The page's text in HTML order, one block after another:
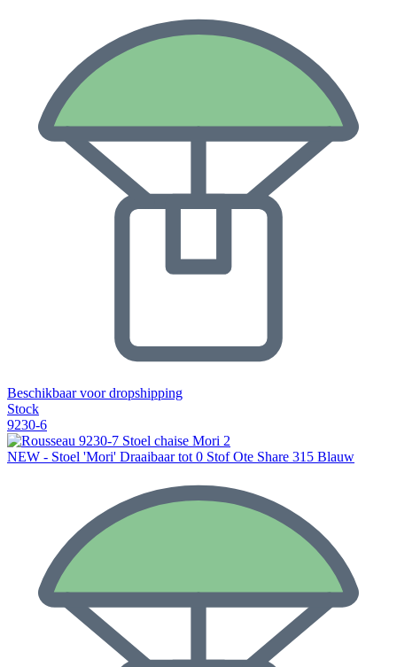
Beschikbaar voor dropshipping
Stock
9230-6
NEW - Stoel 'Mori' Draaibaar tot 0 Stof Ote Share 315 Blauw